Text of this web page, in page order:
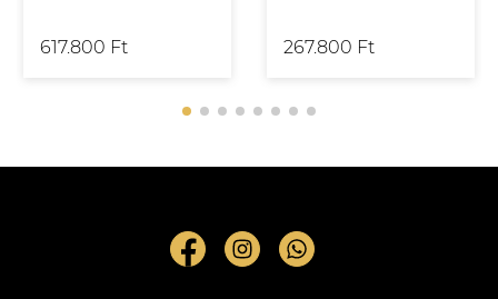
617.800 Ft 267.800 Ft